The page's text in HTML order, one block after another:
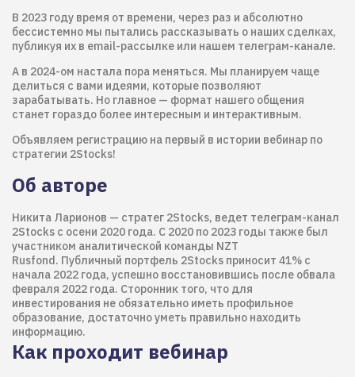
В 2023 году время от времени, через раз и абсолютно
бессистемно мы пытались рассказывать о наших сделках,
публикуя их в email-рассылке или нашем телеграм-канале.
А в 2024-ом настала пора меняться. Мы планируем чаще
делиться с вами идеями, которые позволяют
зарабатывать. Но главное — формат нашего общения
станет гораздо более интересным и интерактивным.
Объявляем регистрацию на первый в истории вебинар по
стратегии 2Stocks!
Об авторе
Никита Ларионов — стратег 2Stocks, ведет телеграм-канал
2Stocks c осени 2020 года. С 2020 по 2023 годы также был
участником аналитической команды NZT
Rusfond. Публичный портфель 2Stocks приносит 41% с
начала 2022 года, успешно восстановившись после обвала
февраля 2022 года. Сторонник того, что для
инвестирования не обязательно иметь профильное
образование, достаточно уметь правильно находить
информацию.
Как проходит вебинар